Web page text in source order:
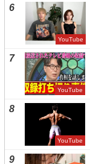
6
YouTube
7
YouTube
8
YouTube
9